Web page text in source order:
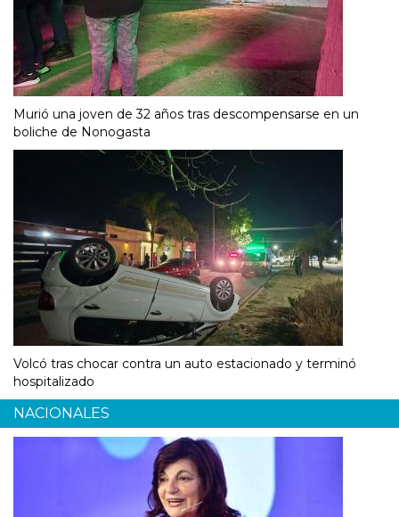
Murió una joven de 32 años tras descompensarse en un
boliche de Nonogasta
Volcó tras chocar contra un auto estacionado y terminó
hospitalizado
NACIONALES